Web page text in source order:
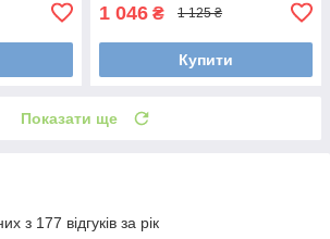
1 046 ₴ 1 125 ₴
Купити
Показати ще
з 177 відгуків за рік